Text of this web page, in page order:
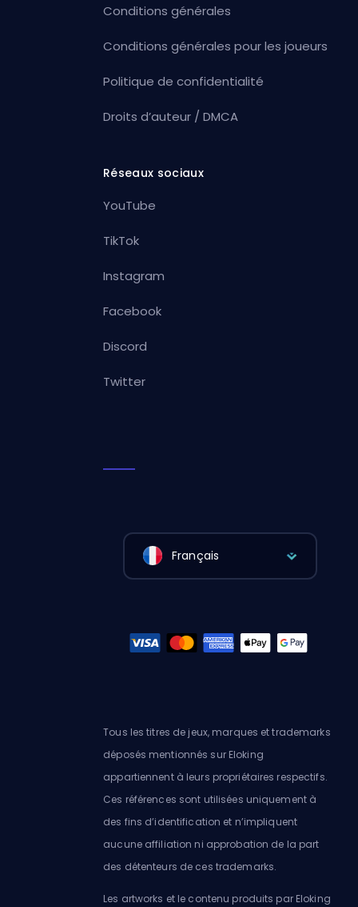
Conditions générales
Conditions générales pour les joueurs
Politique de confidentialité
Droits d’auteur / DMCA
Réseaux sociaux
YouTube
TikTok
Instagram
Facebook
Discord
Twitter
Français
Tous les titres de jeux, marques et trademarks
déposés mentionnés sur Eloking
appartiennent à leurs propriétaires respectifs.
Ces références sont utilisées uniquement à
des fins d’identification et n’impliquent
aucune affiliation ni approbation de la part
des détenteurs de ces trademarks.
Les artworks et le contenu produits par Eloking